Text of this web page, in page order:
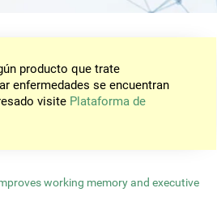
producto que trate
enfermedades se encuentran
visite Plataforma de
working memory and executive